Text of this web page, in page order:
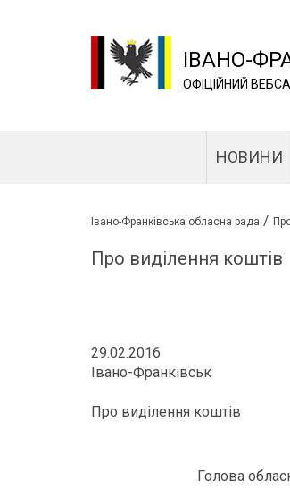
ІВАНО-
ОФІЦІЙНИЙ
НОВИНИ
Івано-Франківська обласна рада /
Про виділення коштів
29.02.2016
Івано-Франківськ
Про виділення коштів
Голова